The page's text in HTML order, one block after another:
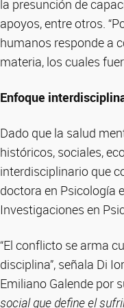
la presunción de
apoyos, entre otros.
humanos responde a
materia, los cuales
Enfoque
Dado que la salud
históricos, sociales,
interdisciplinario que
doctora en Psicología
Investigaciones en
“El conflicto se arma
disciplina”, señala Di
Emiliano Galende por
social que define el